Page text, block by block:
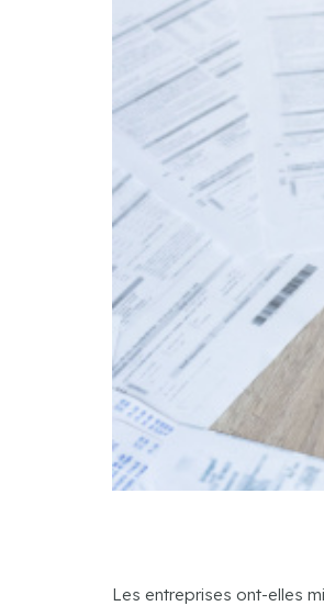
Les entreprises ont-elles